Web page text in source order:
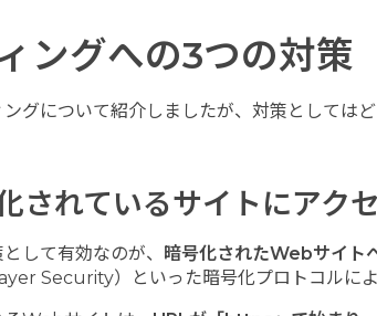
ングへの3つの対策
グについて紹介しましたが、対策としては
されているサイトにアク
して有効なのが、 暗号化されたWebサイト
Security）といった暗号化プロトコルによ